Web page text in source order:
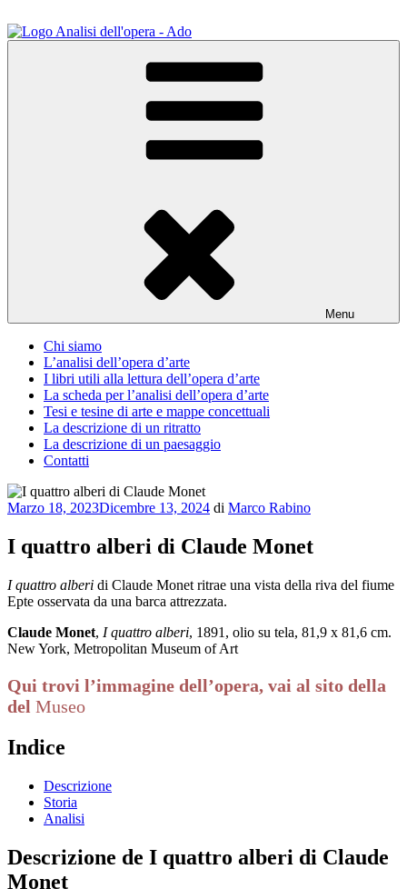
al
contenuto
Osservare le opere d'arte per capirle e imparare ad amarle
Menu
Chi siamo
L’analisi dell’opera d’arte
I libri utili alla lettura dell’opera d’arte
La scheda per l’analisi dell’opera d’arte
Tesi e tesine di arte e mappe concettuali
La descrizione di un ritratto
La descrizione di un paesaggio
Contatti
Pubblicato
Marzo 18, 2023Dicembre 13, 2024 di Marco Rabino
I quattro alberi di Claude Monet
I quattro alberi di Claude Monet ritrae una vista della riva del fiume
Epte osservata da una barca attrezzata.
Claude Monet, I quattro alberi, 1891, olio su tela, 81,9 x 81,6 cm.
New York, Metropolitan Museum of Art
Qui trovi l’immagine dell’opera, vai al sito della
del Museo
Indice
Descrizione
Storia
Analisi
Descrizione de I quattro alberi di Claude
Monet